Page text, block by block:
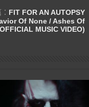
FIT FOR AN AUTOPSY
Of None / Ashes Of
MUSIC VIDEO)